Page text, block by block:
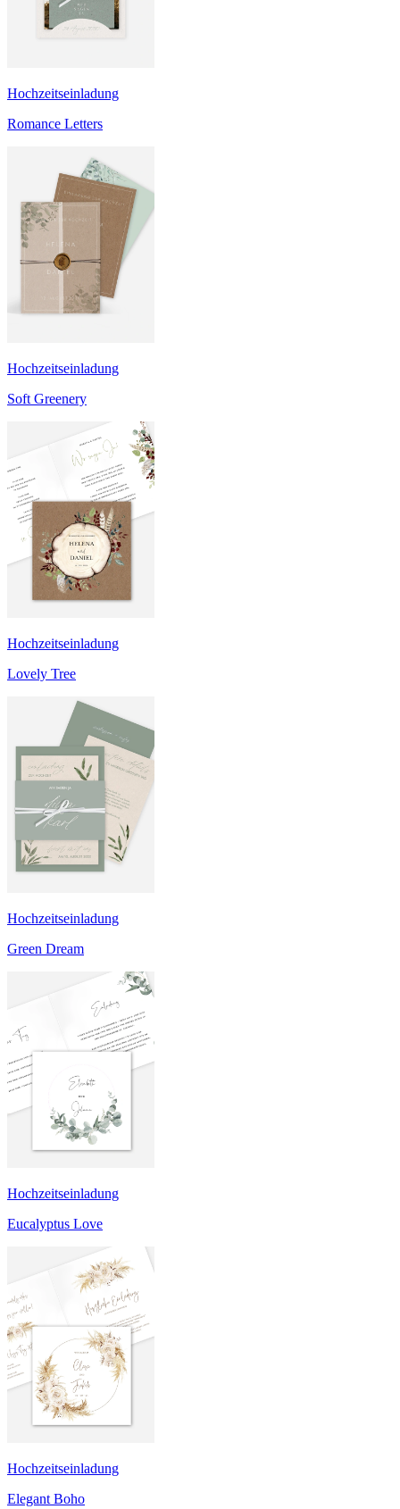
Hochzeitseinladung
Romance Letters
Hochzeitseinladung
Soft Greenery
Hochzeitseinladung
Lovely Tree
Hochzeitseinladung
Green Dream
Hochzeitseinladung
Eucalyptus Love
Hochzeitseinladung
Elegant Boho